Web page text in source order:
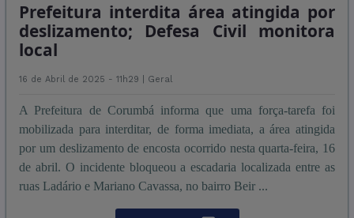
Prefeitura interdita área atingida por
deslizamento; Defesa Civil monitora
local
16 de Abril de 2025 - 11h29 | Geral
A Prefeitura de Corumbá informa que uma força-tarefa foi
mobilizada para interditar, de forma imediata, a área atingida
por um deslizamento de encosta ocorrido nesta quarta-feira, 16
de abril. O incidente bloqueou a escadaria localizada entre as
ruas Ladário e Mariano Cavassa, no bairro Beir ...